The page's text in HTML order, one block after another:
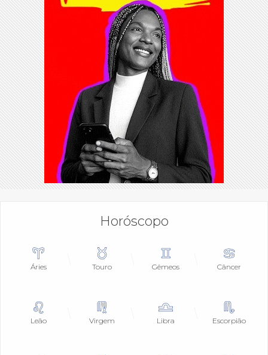
Horóscopo
Áries Touro Gêmeos Câncer
Leão Virgem Libra Escorpião